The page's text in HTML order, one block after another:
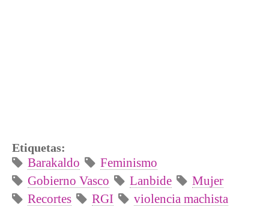
Etiquetas:
Barakaldo
Feminismo
Gobierno Vasco
Lanbide
Mujer
Recortes
RGI
violencia machista